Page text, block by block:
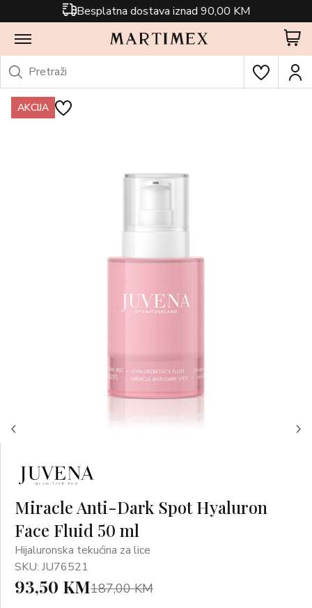
Besplatna dostava iznad 90,00 KM
AKCIJA
Miracle Anti-Dark Spot Hyaluron
Face Fluid 50 ml
Hijaluronska tekućina za lice
SKU: JU76521
93,50 KM187,00 KM